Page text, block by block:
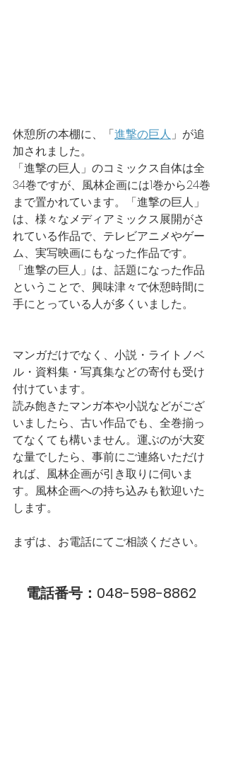
休憩所の本棚に、「進撃の巨人 」が追
加されました。
「進撃の巨人」のコミックス自体は全
34巻ですが、風林企画には1巻から24巻
まで置かれています。「進撃の巨人」
は、様々なメディアミックス展開がさ
れている作品で、テレビアニメやゲー
ム、実写映画にもなった作品です。
「進撃の巨人」は、話題になった作品
ということで、興味津々で休憩時間に
手にとっている人が多くいました。
マンガだけでなく、小説・ライトノベ
ル・資料集・写真集などの寄付も受け
付けています。
読み飽きたマンガ本や小説などがござ
いましたら、古い作品でも、全巻揃っ
てなくても構いません。運ぶのが大変
な量でしたら、事前にご連絡いただけ
れば、風林企画が引き取りに伺いま
す。風林企画への持ち込みも歓迎いた
します。
まずは、お電話にてご相談ください。
電話番号：048-598-8862